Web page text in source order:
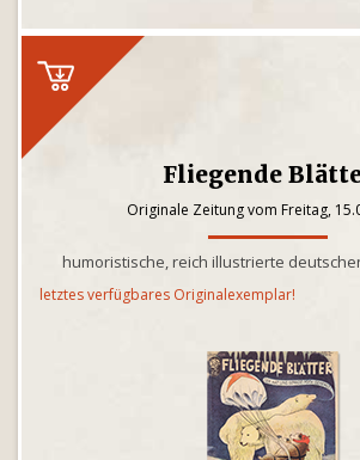
Fliegende
Originale Zeitung vom Freitag,
humoristische, reich illustrierte
letztes verfügbares Originalexemplar!